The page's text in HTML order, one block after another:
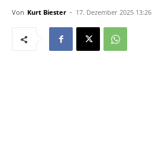
Von Kurt Biester - 17. Dezember 2025 13:26